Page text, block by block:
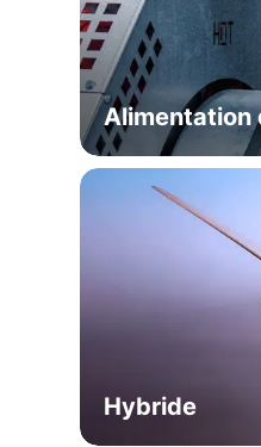
Alimentation
Hybride